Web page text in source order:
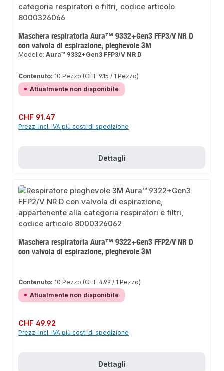
Maschera respiratoria Aura™ 9332+Gen3 FFP3/V NR D
con valvola di espirazione, pieghevole 3M
Modello:Aura™ 9332+Gen3 FFP3/V NR D
Contenuto: 10 Pezzo (CHF 9.15 / 1 Pezzo)
Attualmente non disponibile
Prezzo normale:
CHF 91.47
Prezzi incl. IVA più costi di spedizione
Dettagli
Maschera respiratoria Aura™ 9322+Gen3 FFP2/V NR D
con valvola di espirazione, pieghevole 3M
Contenuto: 10 Pezzo (CHF 4.99 / 1 Pezzo)
Attualmente non disponibile
Prezzo normale:
CHF 49.92
Prezzi incl. IVA più costi di spedizione
Dettagli